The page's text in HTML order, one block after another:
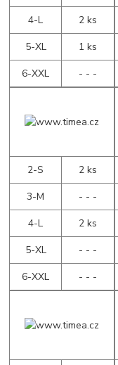
4-L
2 ks
5-XL
1 ks
6-XXL
- - -
2-S
2 ks
3-M
- - -
4-L
2 ks
5-XL
- - -
6-XXL
- - -